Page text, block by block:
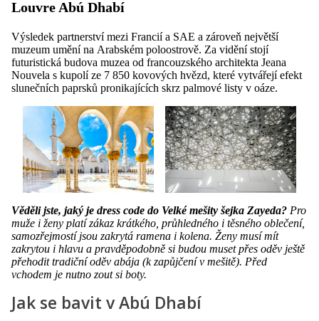
Louvre Abú Dhabí
Výsledek partnerství mezi Francií a SAE a zároveň největší
muzeum umění na Arabském poloostrově. Za vidění stojí
futuristická budova muzea od francouzského architekta Jeana
Nouvela s kupolí ze 7 850 kovových hvězd, které vytvářejí efekt
slunečních paprsků pronikajících skrz palmové listy v oáze.
Věděli jste, jaký je dress code do Velké mešity šejka Zayeda? Pro
muže i ženy platí zákaz krátkého, průhledného i těsného oblečení,
samozřejmostí jsou zakrytá ramena i kolena. Ženy musí mít
zakrytou i hlavu a pravděpodobně si budou muset přes oděv ještě
přehodit tradiční oděv abája (k zapůjčení v mešitě). Před
vchodem je nutno zout si boty.
Jak se bavit v Abú Dhabí